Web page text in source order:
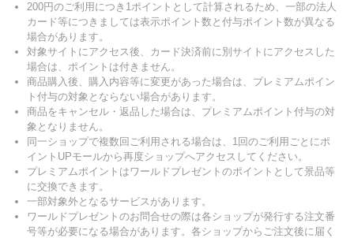
200円のご利用につき1ポイントとして計算されるため、一部の法人
カード等につきましては表示ポイント数と付与ポイント数が異なる
場合があります。
対象サイトにアクセス後、カード決済前に別サイトにアクセスした
場合は、ポイントは付きません。
商品購入後、購入内容等に変更があった場合は、プレミアムポイン
ト付与の対象とならない場合があります。
商品をキャンセル・返品した場合は、プレミアムポイント付与の対
象となりません。
同一ショップで複数回ご利用される場合は、1回のご利用ごとにポ
イントUPモールから再度ショップへアクセスしてください。
プレミアムポイントはワールドプレゼントのポイントとして景品等
に交換できます。
一部対象外となるサービスがあります。
ワールドプレゼントのお問合せの際は各ショップが発行する注文番
号等が必要になる場合があります。各ショップからご注文後に届く